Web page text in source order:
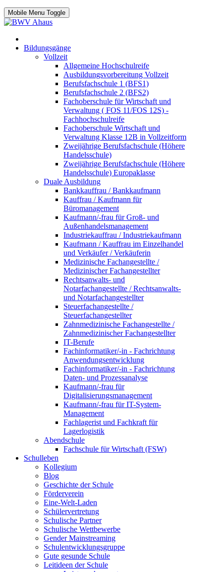
Mobile Menu Toggle
Bildungsgänge
Vollzeit
Allgemeine Hochschulreife
Ausbildungsvorbereitung Vollzeit
Berufsfachschule 1 (BFS1)
Berufsfachschule 2 (BFS2)
Fachoberschule für Wirtschaft und
Verwaltung ( FOS 11/FOS 12S) -
Fachhochschulreife
Fachoberschule Wirtschaft und
Verwaltung Klasse 12B in Vollzeitform
Zweijährige Berufsfachschule (Höhere
Handelsschule)
Zweijährige Berufsfachschule (Höhere
Handelsschule) Europaklasse
Duale Ausbildung
Bankkauffrau / Bankkaufmann
Kauffrau / Kaufmann für
Büromanagement
Kaufmann/-frau für Groß- und
Außenhandelsmanagement
Industriekauffrau / Industriekaufmann
Kaufmann / Kauffrau im Einzelhandel
und Verkäufer / Verkäuferin
Medizinische Fachangestellte /
Medizinischer Fachangestellter
Rechtsanwalts- und
Notarfachangestellte / Rechtsanwalts-
und Notarfachangestellter
Steuerfachangestellte /
Steuerfachangestellter
Zahnmedizinische Fachangestellte /
Zahnmedizinischer Fachangestellter
IT-Berufe
Fachinformatiker/-in - Fachrichtung
Anwendungsentwicklung
Fachinformatiker/-in - Fachrichtung
Daten- und Prozessanalyse
Kaufmann/-frau für
Digitalisierungsmanagement
Kaufmann/-frau für IT-System-
Management
Fachlagerist und Fachkraft für
Lagerlogistik
Abendschule
Fachschule für Wirtschaft (FSW)
Schulleben
Kollegium
Blog
Geschichte der Schule
Förderverein
Eine-Welt-Laden
Schülervertretung
Schulische Partner
Schulische Wettbewerbe
Gender Mainstreaming
Schulentwicklungsgruppe
Gute gesunde Schule
Leitideen der Schule